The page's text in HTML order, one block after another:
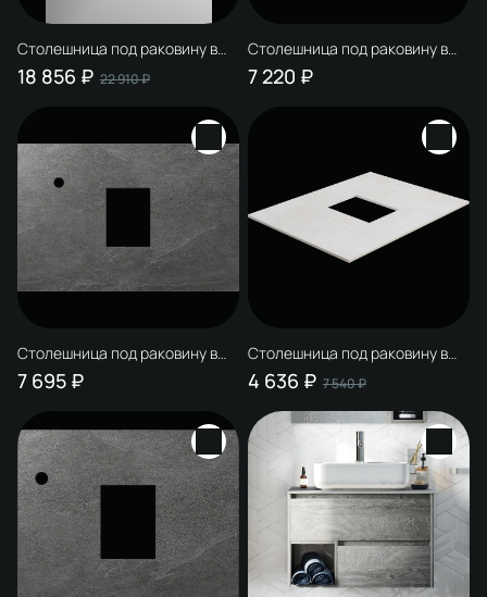
Столешница под раковину в
ванную STWORKI Ольборг 100
дуб карпентер, фанера
18 856 ₽ 22 910 ₽
Столешница под раковину в
ванную STWORKI 253872 90
монте тиберио, керамогранит
7 220 ₽
Столешница под раковину в
ванную STWORKI 253867 75
роверелла, керамогранит
7 695 ₽
Столешница под раковину в
ванную STWORKI 253879 60
простоун беж, керамогранит
4 636 ₽ 7 540 ₽